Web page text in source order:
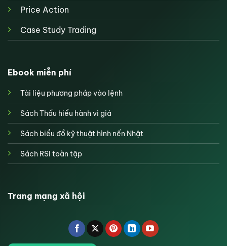
Price Action
Case Study Trading
Ebook miễn phí
Tài liệu phương pháp vào lệnh
Sách Thấu hiểu hành vi giá
Sách biểu đồ kỹ thuật hình nến Nhật
Sách RSI toàn tập
Trang mạng xã hội